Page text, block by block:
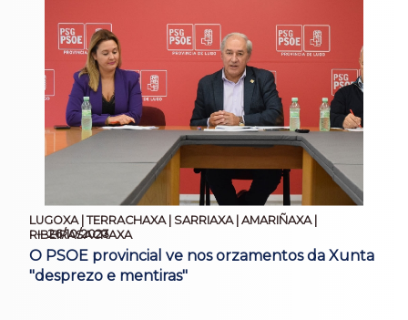
LUGOXA | TERRACHAXA | SARRIAXA | AMARIÑAXA |
RIBEIRASACRAXA
26/10/2023
O PSOE provincial ve nos orzamentos da Xunta
"desprezo e mentiras"